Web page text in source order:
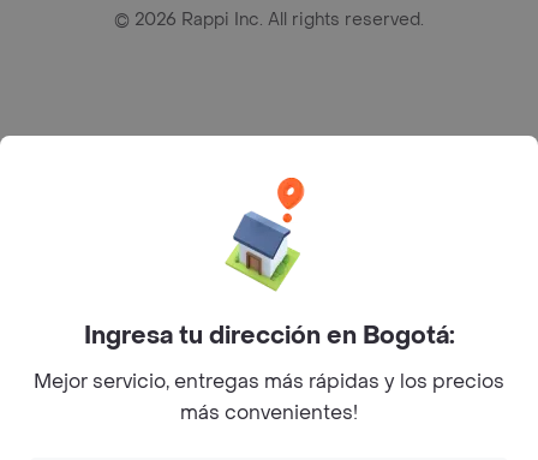
© 2026 Rappi Inc. All rights reserved.
Bogotá D.C. --- notificacionesrappi@rappi.com
Ingresa tu dirección en Bogotá:
Mejor servicio, entregas más rápidas y los precios
más convenientes!